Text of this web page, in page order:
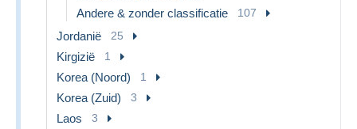
Andere & zonder classificatie 107
Jordanië 25
Kirgizië 1
Korea (Noord) 1
Korea (Zuid) 3
Laos 3